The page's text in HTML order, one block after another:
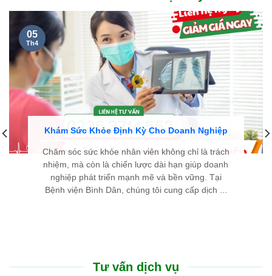
Khám Sức Khỏe Định Kỳ Cho Doanh Nghiệp
Chăm sóc sức khỏe nhân viên không chỉ là trách
nhiệm, mà còn là chiến lược dài hạn giúp doanh
nghiệp phát triển mạnh mẽ và bền vững. Tại
Bệnh viện Bình Dân, chúng tôi cung cấp dịch ...
05
Th4
Tư vấn dịch vụ